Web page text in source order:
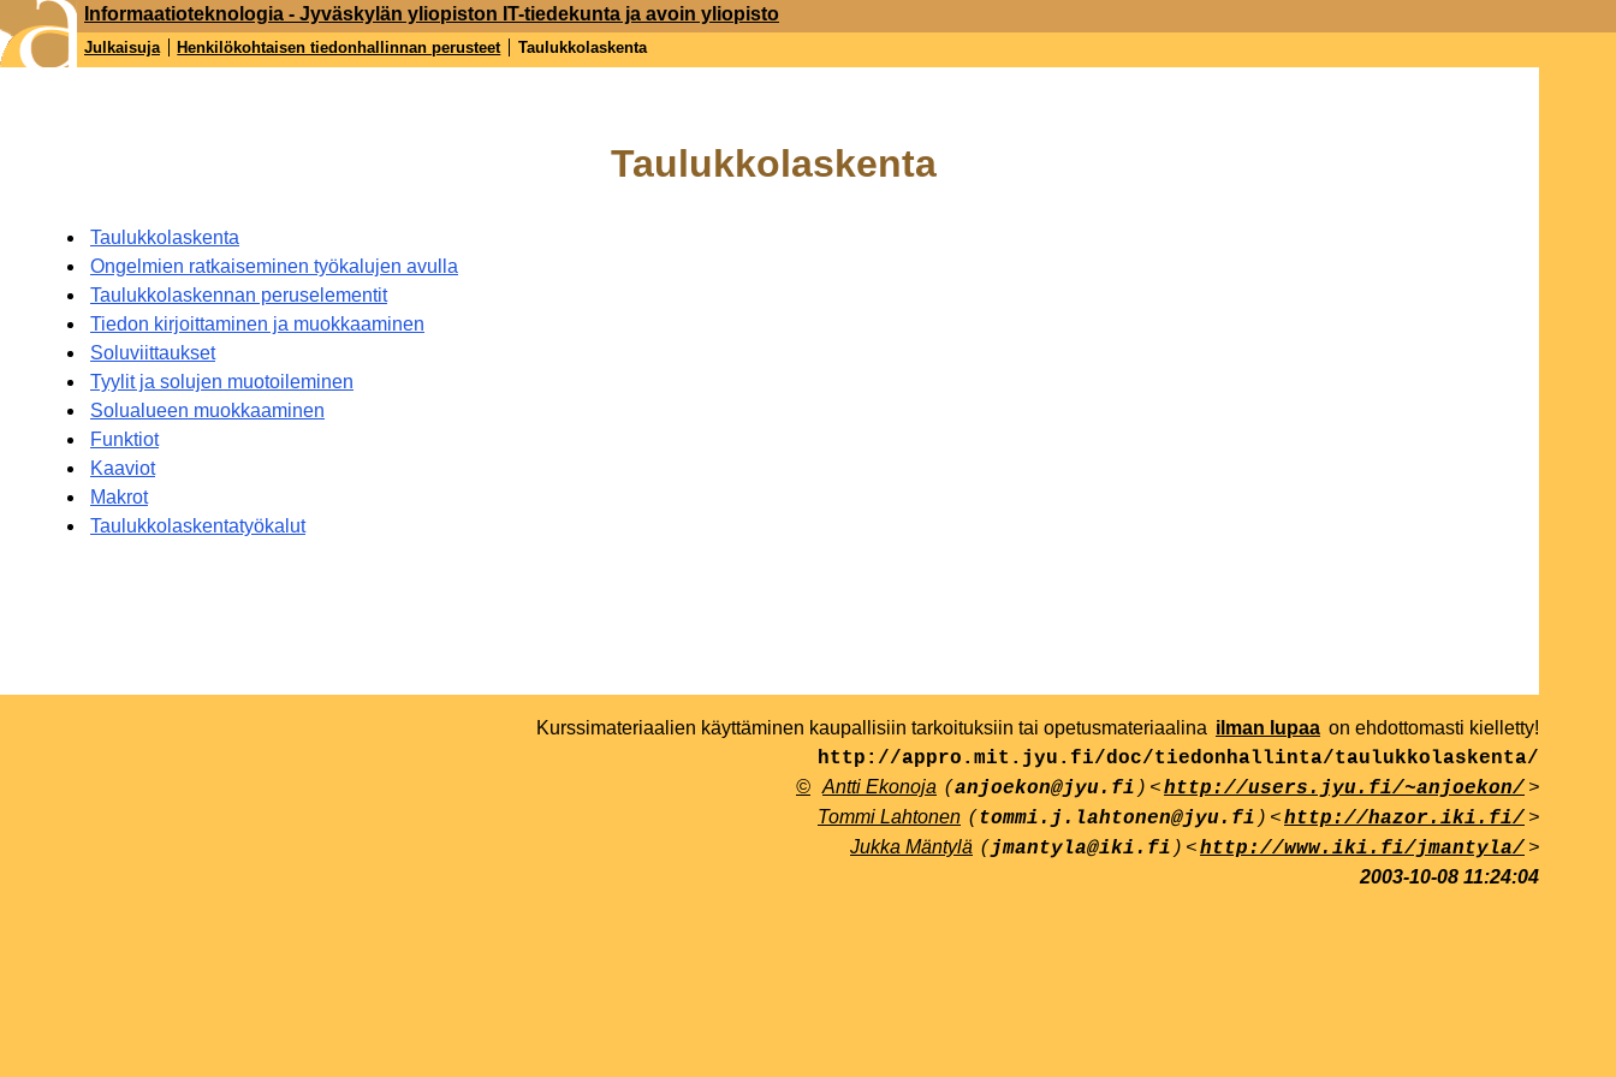
Taulukkolaskenta
Taulukkolaskenta
Ongelmien ratkaiseminen työkalujen avulla
Taulukkolaskennan peruselementit
Tiedon kirjoittaminen ja muokkaaminen
Soluviittaukset
Tyylit ja solujen muotoileminen
Solualueen muokkaaminen
Funktiot
Kaaviot
Makrot
Taulukkolaskentatyökalut
Kurssimateriaalien käyttäminen kaupallisiin tarkoituksiin tai opetusmateriaalina ilman lupaa on ehdottomasti kielletty!
http://appro.mit.jyu.fi/doc/tiedonhallinta/taulukkolaskenta/
© Antti Ekonoja (anjoekon@jyu.fi ) <http://users.jyu.fi/~anjoekon/ >
Tommi Lahtonen ( tommi.j.lahtonen@jyu.fi ) <http://hazor.iki.fi/ >
Jukka Mäntylä ( jmantyla@iki.fi ) <http://www.iki.fi/jmantyla/ >
2003-10-08 11:24:04
Informaatioteknologia - Jyväskylän yliopiston IT-tiedekunta ja avoin yliopisto
Julkaisuja Henkilökohtaisen tiedonhallinnan perusteet Taulukkolaskenta